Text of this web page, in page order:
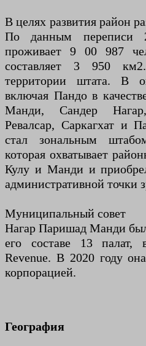
В целях развития район
По данным переписи
проживает 9 00 987
составляет 3 950
территории штата. В
включая Пандо в
Манди, Сандер
Ревалсар, Саркагхат и
стал зональным
которая охватывает
Кулу и Манди и
административной точки
Муниципальный совет
Нагар Паришад Манди
его составе 13 палат,
Revenue. В 2020 году
корпорацией.
География